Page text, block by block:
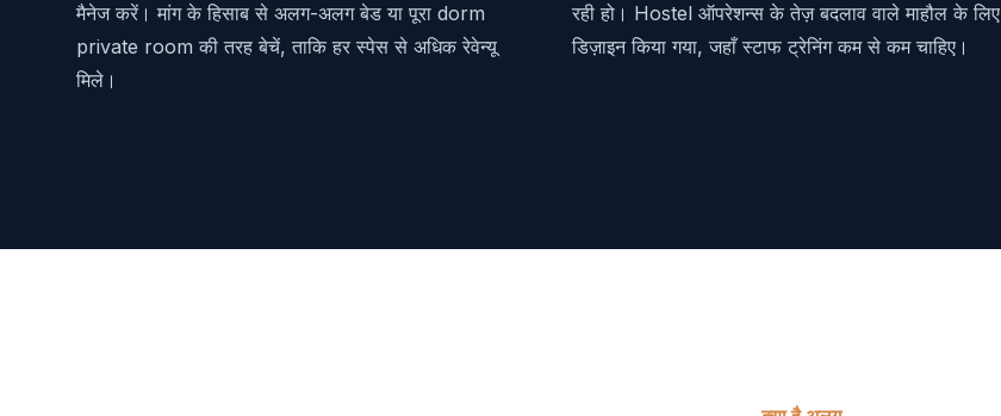
मैनेज करें। मांग के हिसाब से अलग-अलग बेड या पूरा dorm
private room की तरह बेचें, ताकि हर स्पेस से अधिक रेवेन्यू
मिले।
रही हो। Hostel ऑपरेशन्स के तेज़ बदलाव वाले माहौल के लिए
डिज़ाइन किया गया, जहाँ स्टाफ ट्रेनिंग कम से कम चाहिए।